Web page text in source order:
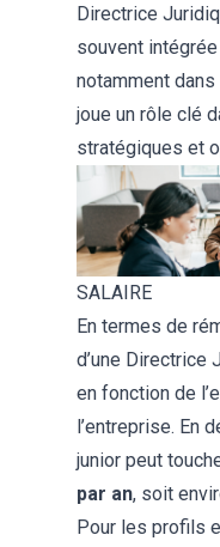
Directrice
souvent
notamment
joue un rôle clé
stratégiques et
SALAIRE
En termes de
d’une Directrice
en fonction de
l’entreprise. En
junior peut
par an, soit
Pour les profils